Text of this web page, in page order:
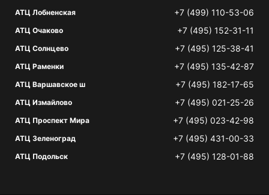
АТЦ Лобненская +7 (499) 110-53-06
АТЦ Очаково +7 (495) 152-31-11
АТЦ Солнцево +7 (495) 125-38-41
АТЦ Раменки +7 (495) 135-42-87
АТЦ Варшавское ш +7 (495) 182-17-65
АТЦ Измайлово +7 (495) 021-25-26
АТЦ Проспект Мира +7 (495) 023-42-98
АТЦ Зеленоград +7 (495) 431-00-33
АТЦ Подольск +7 (495) 128-01-88